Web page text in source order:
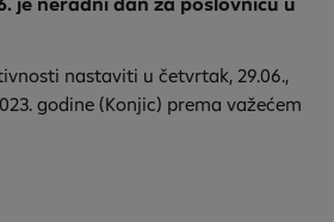
nastaviti u četvrtak, 29.06.,
godine (Konjic) prema važećem